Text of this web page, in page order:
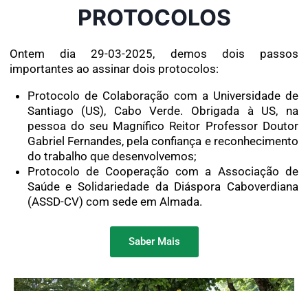
PROTOCOLOS
Ontem dia 29-03-2025, demos dois passos
importantes ao assinar dois protocolos:
Protocolo de Colaboração com a Universidade de
Santiago (US), Cabo Verde. Obrigada à US, na
pessoa do seu Magnífico Reitor Professor Doutor
Gabriel Fernandes, pela confiança e reconhecimento
do trabalho que desenvolvemos;
Protocolo de Cooperação com a Associação de
Saúde e Solidariedade da Diáspora Caboverdiana
(ASSD-CV) com sede em Almada.
Saber Mais